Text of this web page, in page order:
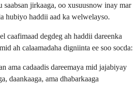
saabsan jirkaaga, oo xusuusnow inay mar
hubiyo haddii aad ka welwelayso.
caafimaad degdeg ah haddii dareenka
ah calaamadaha digniinta ee soo socda:
ama cadaadis dareemaya mid jajabiyay
daankaaga, ama dhabarkaaga